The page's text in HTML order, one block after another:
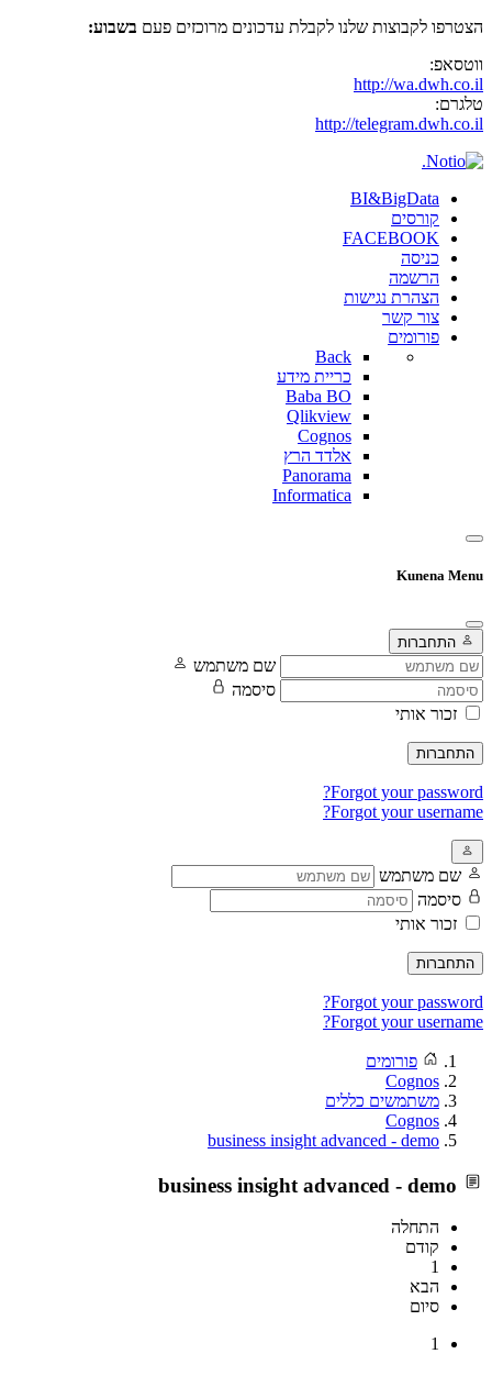
הצטרפו לקבוצות שלנו לקבלת עדכונים מרוכזים פעם בשבוע:
ווטסאפ:
http://wa.dwh.co.il
טלגרם:
http://telegram.dwh.co.il
BI&BigData
קורסים
FACEBOOK
כניסה
הרשמה
הצהרת נגישות
צור קשר
פורומים
Back
כריית מידע
Baba BO
Qlikview
Cognos
אלדד הרץ
Panorama
Informatica
Kunena Menu
התחברות
שם משתמש
סיסמה
זכור אותי
התחברות
Forgot your password?
Forgot your username?
שם משתמש
סיסמה
זכור אותי
התחברות
Forgot your password?
Forgot your username?
פורומים
Cognos
משתמשים כללים
Cognos
business insight advanced - demo
התחלה
קודם
1
הבא
סיום
1